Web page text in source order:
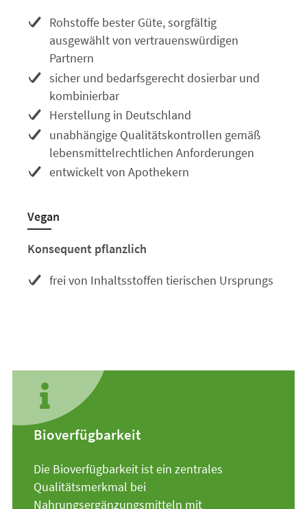
Rohstoffe bester Güte, sorgfältig
ausgewählt von vertrauenswürdigen
Partnern
sicher und bedarfsgerecht dosierbar und
kombinierbar
Herstellung in Deutschland
unabhängige Qualitätskontrollen gemäß
lebensmittelrechtlichen Anforderungen
entwickelt von Apothekern
Vegan
Konsequent pflanzlich
frei von Inhaltsstoffen tierischen Ursprungs
Bioverfügbarkeit
Die Bioverfügbarkeit ist ein zentrales
Qualitätsmerkmal bei
Nahrungsergänzungsmitteln mit